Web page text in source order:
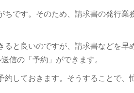
ちです。そのため、請求書の発行業
と良いのですが、請求書などを早
信の「予約」ができます。
しておきます。そうすることで、